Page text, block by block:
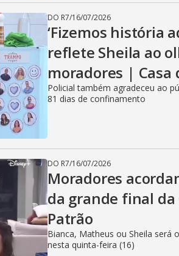
DO R7/16/07/2026
‘Fizemos história
reflete Sheila ao
moradores | Casa
Policial também agradeceu ao
81 dias de confinamento
DO R7/16/07/2026
Moradores
da grande final da
Patrão
Bianca, Matheus ou Sheila será
nesta quinta-feira (16)